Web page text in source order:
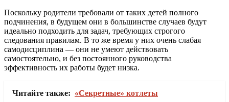
Поскольку родители требовали от таких детей полного
подчинения, в будущем они в большинстве случаев будут
идеально подходить для задач, требующих строгого
следования правилам. В то же время у них очень слабая
самодисциплина — они не умеют действовать
самостоятельно, и без постоянного руководства
эффективность их работы будет низка.
Читайте также: «Секретные» котлеты